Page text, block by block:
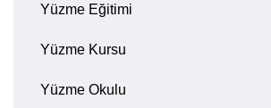
Yüzme Eğitimi
Yüzme Kursu
Yüzme Okulu